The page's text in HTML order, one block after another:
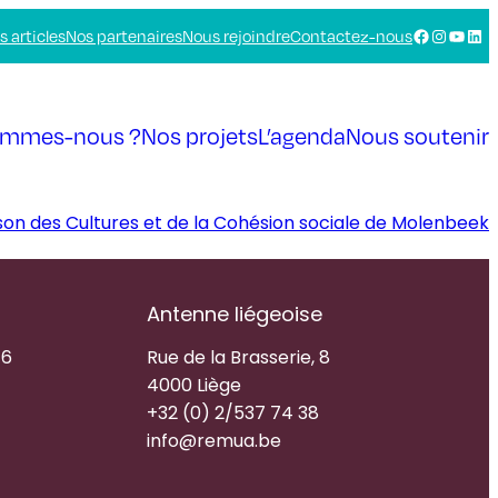
articlesNos partenairesNous rejoindreContactez-nousFacebook
nous ?Nos projetsL’agendaNous soutenir
des Cultures et de la Cohésion sociale de Molenbeek
Antenne liégeoise
Rue de la Brasserie, 8
4000 Liège
+32 (0) 2/537 74 38
info@remua.be